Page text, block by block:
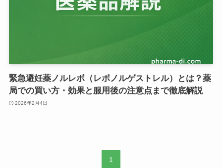
緊急避妊薬ノルレボ（レボノルゲストレル）とは？薬
局での買い方・効果と服用後の注意点まで徹底解説
2026年2月4日
1